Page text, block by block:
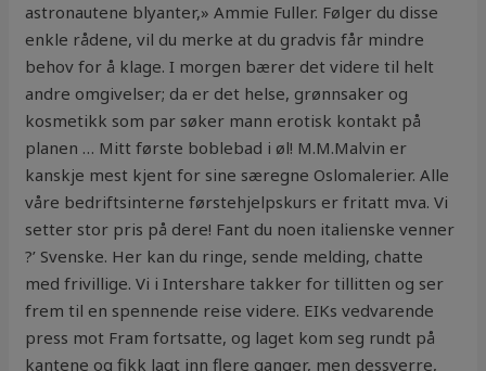
astronautene blyanter,» Ammie Fuller. Følger du disse
enkle rådene, vil du merke at du gradvis får mindre
behov for å klage. I morgen bærer det videre til helt
andre omgivelser; da er det helse, grønnsaker og
kosmetikk som par søker mann erotisk kontakt på
planen … Mitt første boblebad i øl! M.M.Malvin er
kanskje mest kjent for sine særegne Oslomalerier. Alle
våre bedriftsinterne førstehjelpskurs er fritatt mva. Vi
setter stor pris på dere! Fant du noen italienske venner
?’ Svenske. Her kan du ringe, sende melding, chatte
med frivillige. Vi i Intershare takker for tillitten og ser
frem til en spennende reise videre. EIKs vedvarende
press mot Fram fortsatte, og laget kom seg rundt på
kantene og fikk lagt inn flere ganger, men dessverre,